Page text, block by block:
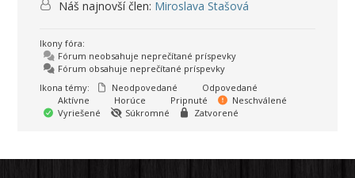
Náš najnovší člen: Miroslava Stašová
Ikony fóra:
Fórum neobsahuje neprečítané príspevky
Fórum obsahuje neprečítané príspevky
Ikona témy:
Neodpovedané
Odpovedané
Aktívne
Horúce Pripnuté
Neschválené
Vyriešené
Súkromné Zatvorené